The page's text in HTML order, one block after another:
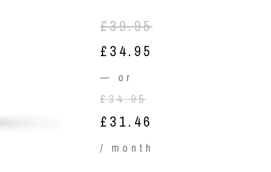
£39.95
Original
price
was:
£39.95.
£ 34.95
Current
price
is:
£34.95.
—
or
£34.95
Original
price
£34.95.
£ 31.46
Current
price
£31.46.
/ month